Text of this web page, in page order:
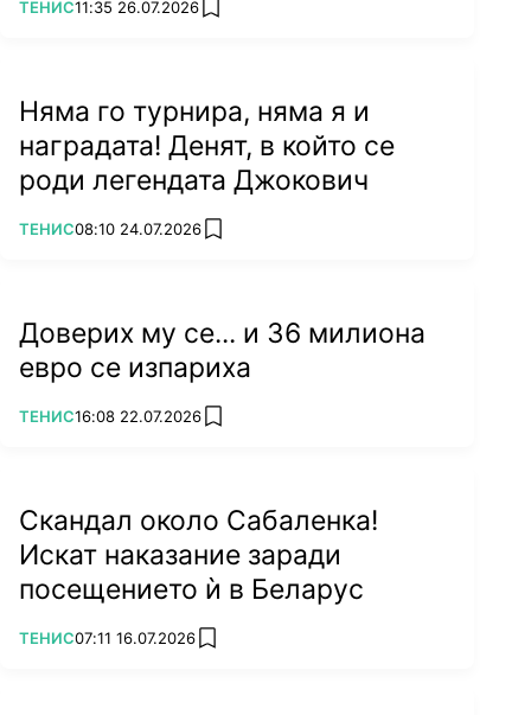
ПОВЕЧЕ ОТ
ТЕНИС11:35 26.07.2026 add favorites
Няма го турнира, няма я и
наградата! Денят, в който се
роди легендата Джокович
ПОВЕЧЕ ОТ
ТЕНИС08:10 24.07.2026 add favorites
Доверих му се... и 36 милиона
евро се изпариха
ПОВЕЧЕ ОТ
ТЕНИС16:08 22.07.2026 add favorites
Скандал около Сабаленка!
Искат наказание заради
посещението ѝ в Беларус
ПОВЕЧЕ ОТ
ТЕНИС07:11 16.07.2026 add favorites